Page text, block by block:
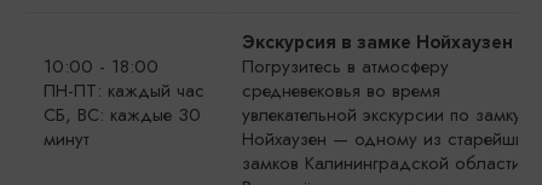
10:00 - 18:00
ПН-ПТ: каждый час
СБ, ВС: каждые 30
минут
Экскурсия в замке Нойхаузен
Погрузитесь в атмосферу
средневековья во время
увлекательной экскурсии по замку
Нойхаузен — одному из старейших
замков Калининградской области.